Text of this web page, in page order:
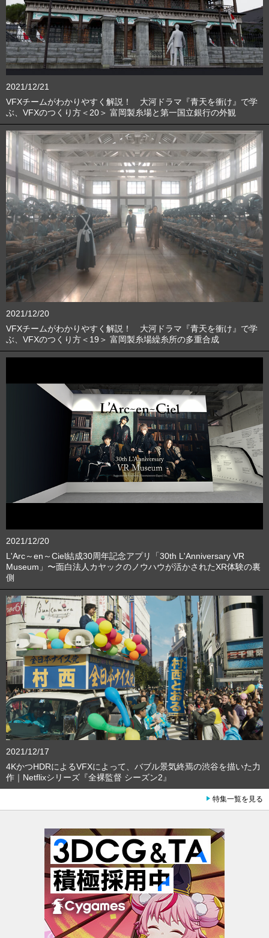
2021/12/21
VFXチームがわかりやすく解説！ 大河ドラマ『青天を衝け』で学
ぶ、VFXのつくり方＜20＞ 富岡製糸場と第一国立銀行の外観
2021/12/20
VFXチームがわかりやすく解説！ 大河ドラマ『青天を衝け』で学
ぶ、VFXのつくり方＜19＞ 富岡製糸場繰糸所の多重合成
2021/12/20
L'Arc～en～Ciel結成30周年記念アプリ「30th L'Anniversary VR
Museum」〜面白法人カヤックのノウハウが活かされたXR体験の裏
側
2021/12/17
4KかつHDRによるVFXによって、バブル景気終焉の渋谷を描いた力
作｜Netflixシリーズ『全裸監督 シーズン2』
特集一覧を見る